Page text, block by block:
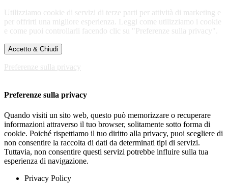
Utilizziamo cookie di servizi di terze parti per attività di marketing e
per offrirti una migliore esperienza. Leggi come utilizziamo i cookie
e come puoi controllarli facendo clic su "Preferenze sulla privacy".
Accetto & Chiudi
Preferenze sulla privacy
Preferenze sulla privacy
Quando visiti un sito web, questo può memorizzare o recuperare
informazioni attraverso il tuo browser, solitamente sotto forma di
cookie. Poiché rispettiamo il tuo diritto alla privacy, puoi scegliere di
non consentire la raccolta di dati da determinati tipi di servizi.
Tuttavia, non consentire questi servizi potrebbe influire sulla tua
esperienza di navigazione.
Privacy Policy